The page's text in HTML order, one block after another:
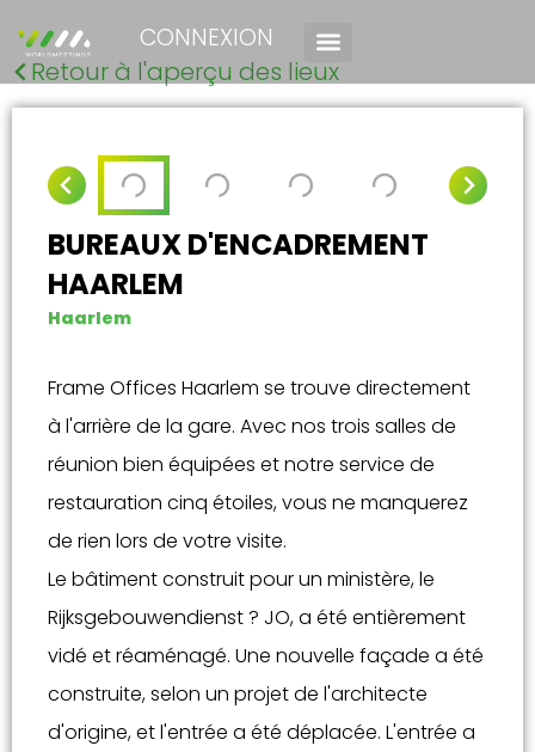
CONNEXION
Retour à l'aperçu des lieux
BUREAUX D'ENCADREMENT
HAARLEM
Haarlem
Frame Offices Haarlem se trouve directement
à l'arrière de la gare. Avec nos trois salles de
réunion bien équipées et notre service de
restauration cinq étoiles, vous ne manquerez
de rien lors de votre visite.
Le bâtiment construit pour un ministère, le
Rijksgebouwendienst ? JO, a été entièrement
vidé et réaménagé. Une nouvelle façade a été
construite, selon un projet de l'architecte
d'origine, et l'entrée a été déplacée. L'entrée a